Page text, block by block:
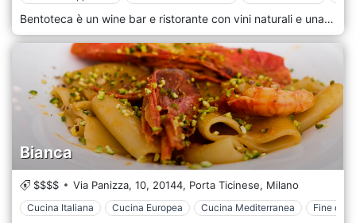
Bentoteca è un wine bar e ristorante con vini naturali e una cucina tradizionale giapponese. Si trova a Milano, non lontano dalla Basilica di Sant'Ambrogio. La Bentoteca serve una cucina giapponese utilizzando ingredienti italiani abbinata a vini naturali da tutto il mondo.
Bianca
$$$$ Via Panizza, 10, 20144, Porta Ticinese, Milano
Cucina Italiana Cucina Europea Cucina Mediterranea Fine